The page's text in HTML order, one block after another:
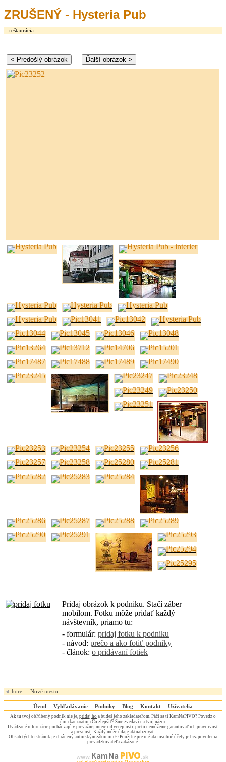
ZRUŠENÝ - Hysteria Pub
reštaurácia
Pridaj obrázok k podniku. Stačí záber
mobilom. Fotku môže pridať každý
návštevník, priamo tu:
- formulár: pridaj fotku k podniku
- návod: prečo a ako fotiť podniky
- článok: o pridávaní fotiek
hore Nové mesto
Úvod Vyhľadávanie Podniky Blog Kontakt Užívatelia
Ak tu tvoj obľúbený podnik nie je, pridaj ho a budeš jeho zakladateľom. Páči sa ti KamNaPIVO? Povedz o
ňom kamarátom.Čo zlepšiť? Sme zvedaví na tvoj názor.
Uvádzané informácie pochádzajú v prevažnej miere od verejnosti, preto nemôžeme garantovať ich pravdivosť
a presnosť. Každý môže údaje aktualizovať.
Obsah týchto stránok je chránený autorským zákonom © Použitie pre iné ako osobné účely je bez povolenia
prevádzkovateľa zakázané.
www.Kam Na PIVO.sk